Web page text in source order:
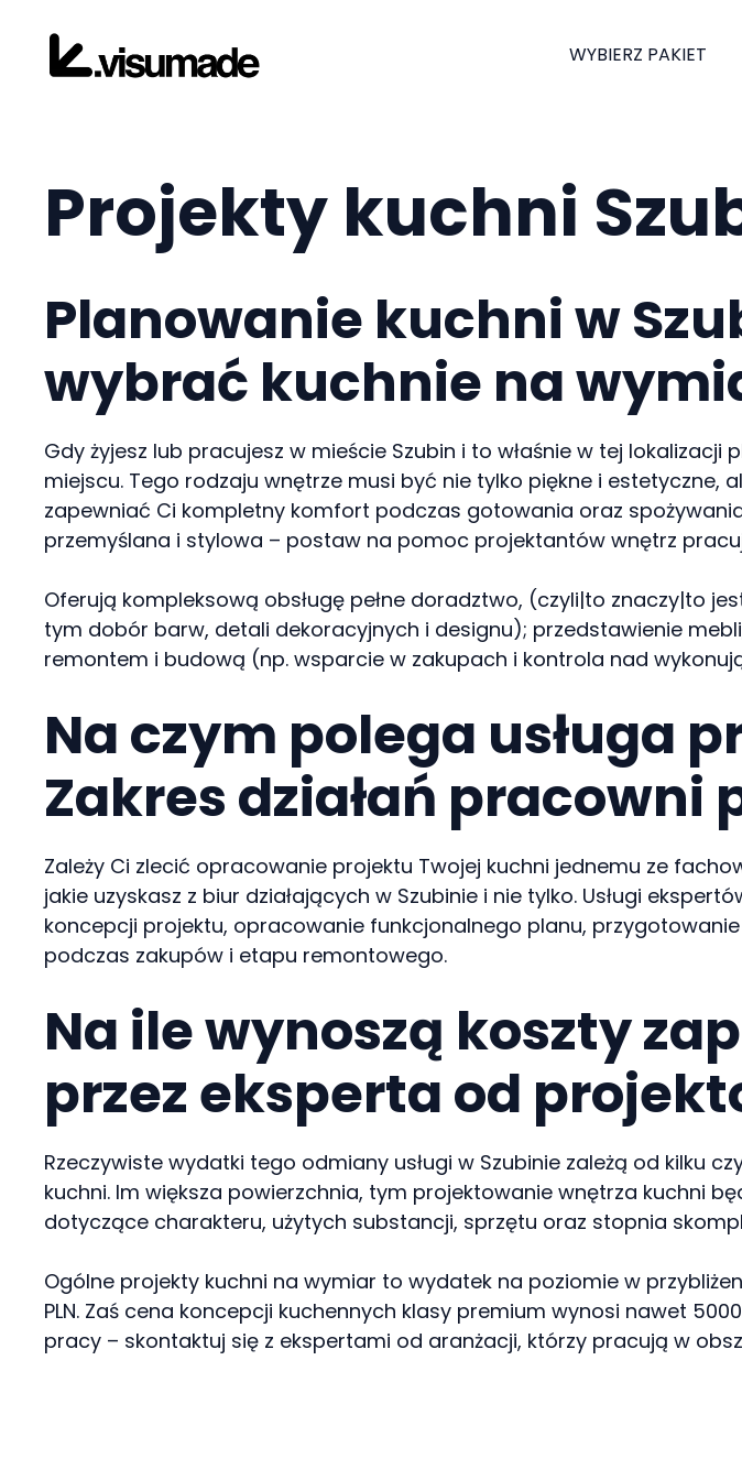
treści
WYBIERZ PAKIET
Projekty kuchni
Planowanie kuchni w
wybrać kuchnie na
Gdy żyjesz lub pracujesz w mieście Szubin i to właśnie w tej
miejscu. Tego rodzaju wnętrze musi być nie tylko piękne i estetyczne,
zapewniać Ci kompletny komfort podczas gotowania oraz
przemyślana i stylowa – postaw na pomoc projektantów wnętrz
Oferują kompleksową obsługę pełne doradztwo, (czyli|to znaczy|to
tym dobór barw, detali dekoracyjnych i designu); przedstawienie
remontem i budową (np. wsparcie w zakupach i kontrola nad
Na czym polega usługa
Zakres działań
Zależy Ci zlecić opracowanie projektu Twojej kuchni jednemu ze
jakie uzyskasz z biur działających w Szubinie i nie tylko. Usługi
koncepcji projektu, opracowanie funkcjonalnego planu,
podczas zakupów i etapu remontowego.
Na ile wynoszą koszty
przez eksperta od
Rzeczywiste wydatki tego odmiany usługi w Szubinie zależą od kilku
kuchni. Im większa powierzchnia, tym projektowanie wnętrza kuchni
dotyczące charakteru, użytych substancji, sprzętu oraz stopnia
Ogólne projekty kuchni na wymiar to wydatek na poziomie w
PLN. Zaś cena koncepcji kuchennych klasy premium wynosi nawet
pracy – skontaktuj się z ekspertami od aranżacji, którzy pracują w